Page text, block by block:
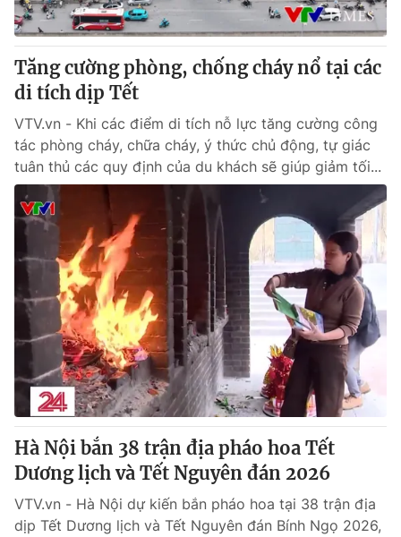
Giấy phép hoạt động báo in và báo điện tử số 483/GP-BTTTT
cấp ngày 29/12/2023
Tổng Biên tập:Vũ Thanh Thủy
Phó Tổng Biên tập:Nguyễn Thị Mỹ Hạnh, Phạm Quốc Thắng,
Nguyễn Trọng Ninh
024.38 355 931 - 024.38 355 932
Ðiện thoại Thời báo VTV: 024.66 897 897
Email:toasoan@vtv.vn
Liên hệ quảng cáo:024-7300.7108
® Cấm sao chép dưới mọi hình thức nếu không có sự chấp
thuận bằng văn bản. Ghi rõ nguồn VTV.vn khi phát hành lại
thông tin từ website này.
Tăng cường phòng, chống cháy nổ tại các
di tích dịp Tết
VTV.vn - Khi các điểm di tích nỗ lực tăng cường công
tác phòng cháy, chữa cháy, ý thức chủ động, tự giác
tuân thủ các quy định của du khách sẽ giúp giảm tối...
Hà Nội bắn 38 trận địa pháo hoa Tết
Dương lịch và Tết Nguyên đán 2026
VTV.vn - Hà Nội dự kiến bắn pháo hoa tại 38 trận địa
dịp Tết Dương lịch và Tết Nguyên đán Bính Ngọ 2026,